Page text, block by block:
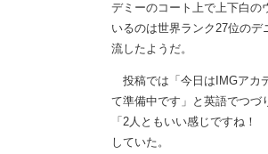
デミーのコート上で上下白の
いるのは世界ランク27位の
流したようだ。
投稿では「今日はIMGアカ
て準備中です」と英語でつづ
「2人ともいい感じですね
していた。